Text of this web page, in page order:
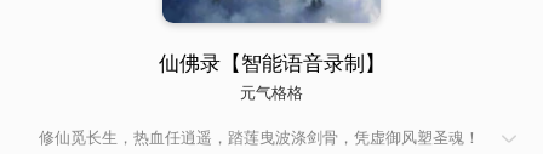
仙佛录【智能语音录制】
元气格格
修仙觅长生，热血任逍遥，踏莲曳波涤剑骨，凭虚御风塑圣魂！